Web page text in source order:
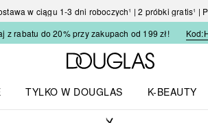
w ciągu 1-3 dni roboczych¹ | 2 próbki gratis¹ |
z rabatu do 20% przy zakupach od 199 zł!
Kod:
Strona
TYLKO W DOUGLAS
K-BEAUTY